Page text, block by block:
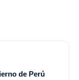
de Perú